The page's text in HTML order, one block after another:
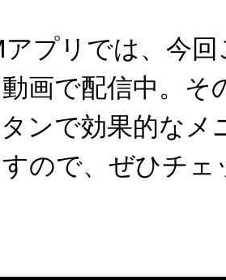
アプリでは、今
画で配信中。そ
ンで効果的なメ
ので、ぜひチ